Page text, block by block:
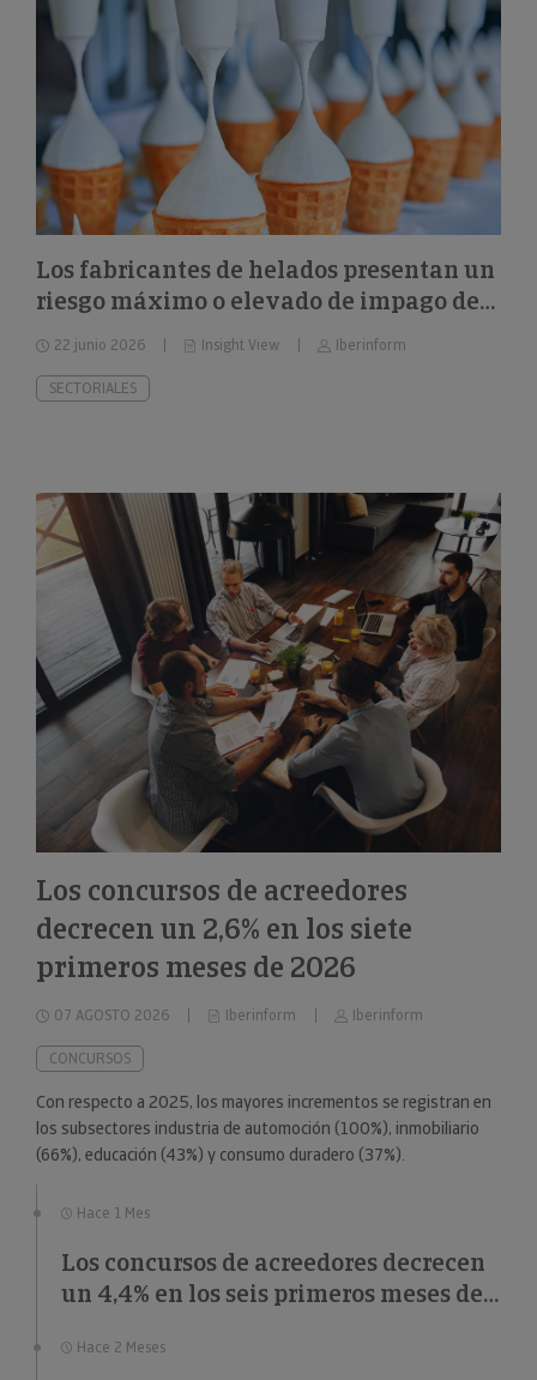
Los fabricantes de helados presentan un
riesgo máximo o elevado de impago del
26%
22 junio 2026 Insight View Iberinform
SECTORIALES
Los concursos de acreedores
decrecen un 2,6% en los siete
primeros meses de 2026
07 AGOSTO 2026 Iberinform Iberinform
CONCURSOS
Con respecto a 2025, los mayores incrementos se registran en
los subsectores industria de automoción (100%), inmobiliario
(66%), educación (43%) y consumo duradero (37%).
Hace 1 Mes
Los concursos de acreedores decrecen
un 4,4% en los seis primeros meses de
Hace 2 Meses